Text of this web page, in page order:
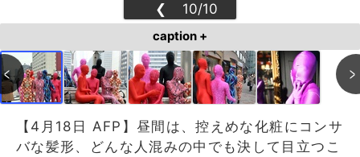
❮
10/10
❯
caption +
【4月18日 AFP】昼間は、控えめな化粧にコンサ
バな髪形、どんな人混みの中でも決して目立つこ